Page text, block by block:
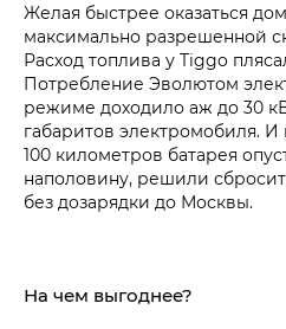
Желая быстрее оказаться
максимально разрешенной
Расход топлива у Tiggo
Потребление Эволютом
режиме доходило аж до 30
габаритов электромобиля.
100 километров батарея
наполовину, решили
без дозарядки до Москвы.
На чем выгоднее?